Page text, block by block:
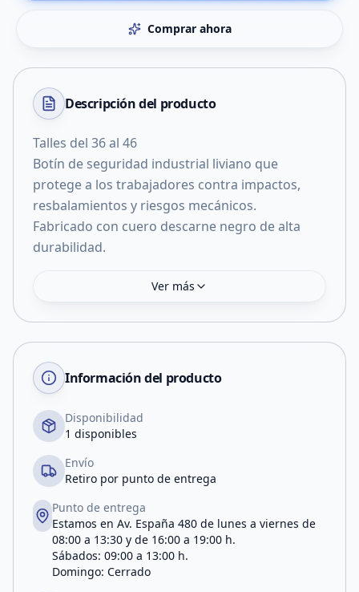
Comprar ahora
Descripción del producto
Talles del 36 al 46
Botín de seguridad industrial liviano que
protege a los trabajadores contra impactos,
resbalamientos y riesgos mecánicos.
Fabricado con cuero descarne negro de alta
durabilidad.
Ver más
Información del producto
Disponibilidad
1 disponibles
Envío
Retiro por punto de entrega
Punto de entrega
Estamos en Av. España 480 de lunes a viernes de
08:00 a 13:30 y de 16:00 a 19:00 h.
Sábados: 09:00 a 13:00 h.
Domingo: Cerrado